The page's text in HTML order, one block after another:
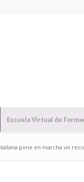
Escuela Virtual de
pone en marcha un